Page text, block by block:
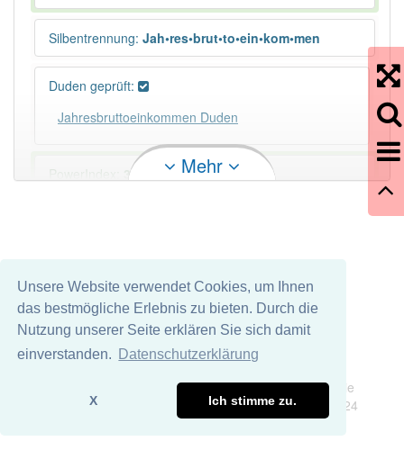
Unsere Website verwendet Cookies, um Ihnen
das bestmögliche Erlebnis zu bieten. Durch die
Nutzung unserer Seite erklären Sie sich damit
einverstanden.
Datenschutzerklärung
X Ich stimme zu.
Silbentrennung: Jah•res•brut•to•ein•kom•men
Duden geprüft:
Jahresbruttoeinkommen Duden
3
Wörter mit Endung-jahresbruttoeinkommenaber
mit einem anderen Artikeldas : 0
Das Wort wird häufig verwendet im Bereich
Wirtschaft
Mehr
Wir übernehmen keine Garantie und keine Haftung für die
Richtigkeit und Vollständigkeit dieser Seite. DDDEasy 2024